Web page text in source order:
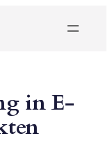
in E-